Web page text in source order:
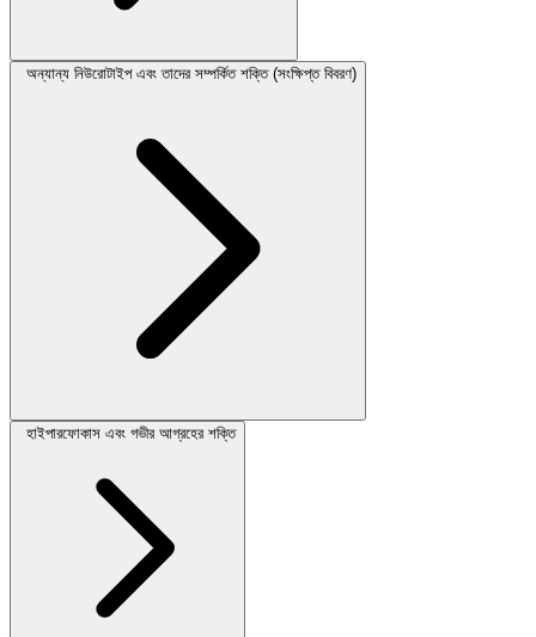
অন্যান্য নিউরোটাইপ এবং তাদের সম্পর্কিত শক্তি (সংক্ষিপ্ত বিবরণ)
হাইপারফোকাস এবং গভীর আগ্রহের শক্তি